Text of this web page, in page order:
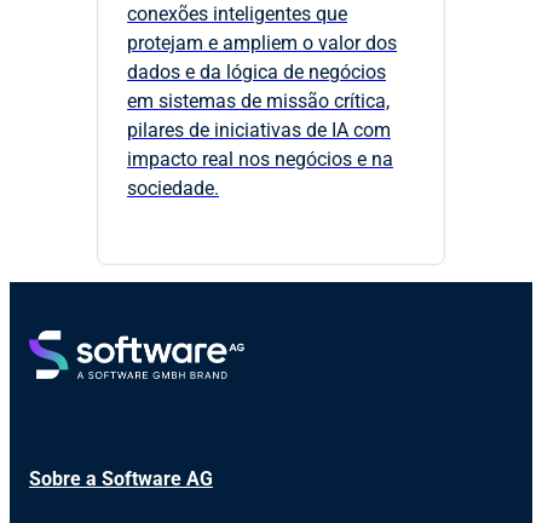
conexões inteligentes que
protejam e ampliem o valor dos
dados e da lógica de negócios
em sistemas de missão crítica,
pilares de iniciativas de IA com
impacto real nos negócios e na
sociedade.
Sobre a Software AG